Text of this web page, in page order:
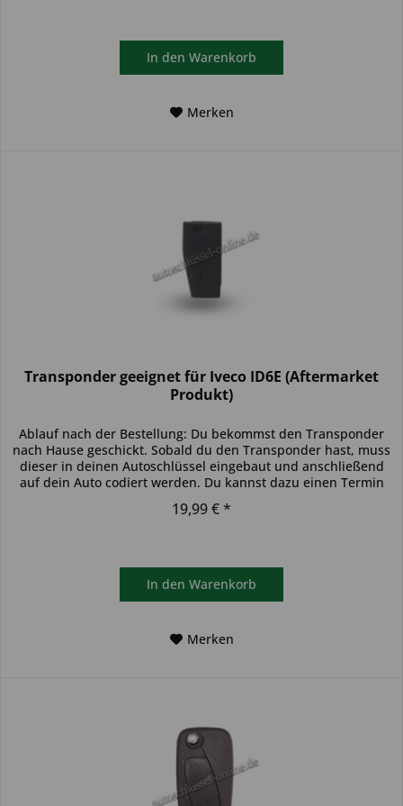
In den Warenkorb
Merken
Transponder geeignet für Iveco ID6E (Aftermarket
Produkt)
Ablauf nach der Bestellung: Du bekommst den Transponder
nach Hause geschickt. Sobald du den Transponder hast, muss
dieser in deinen Autoschlüssel eingebaut und anschließend
auf dein Auto codiert werden. Du kannst dazu einen Termin
19,99 € *
In den Warenkorb
Merken